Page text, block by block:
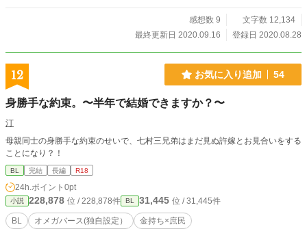
と躍起になった結果、自分の恋も認めることとなった。 「可愛くねぇよ。着替
かのように気まずそうにされ、覗き魔の心配までされる。これが毎日の日常。
明らかに意識してる様子なのに親友が聞くところ本人は保護者気取り。 これは
無自覚の恋に暴走する重い男とその恋を自覚させたい恋する男のラブコメディ
ー！
感想数 9
文字数 12,134
最終更新日 2020.09.16
登録日 2020.08.28
12 お気に入り追加 54
身勝手な約束。〜半年で結婚できますか？〜
汀
母親同士の身勝手な約束のせいで、七村三兄弟はまだ見ぬ許嫁とお見合いをする
ことになり？！
BL 完結 長編 R18
24h.ポイント 0pt
小説 228,878 位 / 228,878件 BL 31,445 位 / 31,445件
BL オメガバース(独自設定） 金持ち×庶民